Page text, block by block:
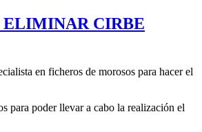
ELIMINAR CIRBE
en ficheros de morosos para hacer el
para poder llevar a cabo la realización el